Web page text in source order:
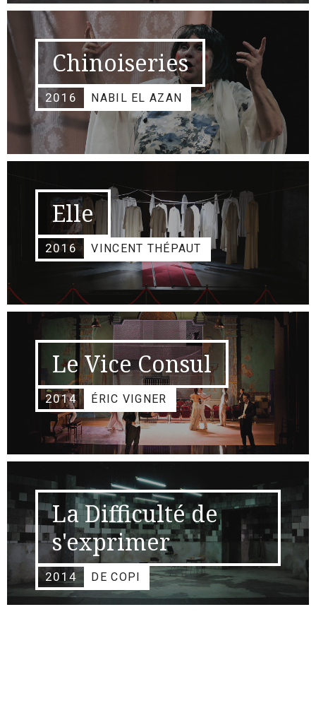
Chinoiseries
2016 NABIL EL AZAN
Elle
2016 VINCENT THÉPAUT
Le Vice Consul
2014 ÉRIC VIGNER
La Difficulté de
s'exprimer
2014 DE COPI